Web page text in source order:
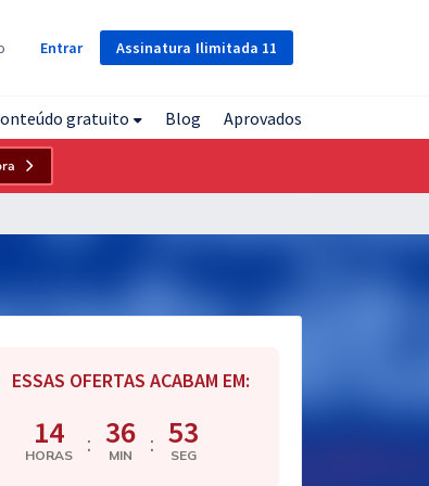
Assinatura Ilimitada 11
Entrar
gratuito Blog Aprovados
ESSAS OFERTAS ACABAM EM:
14
HORAS : 36
MIN : 52
SEG